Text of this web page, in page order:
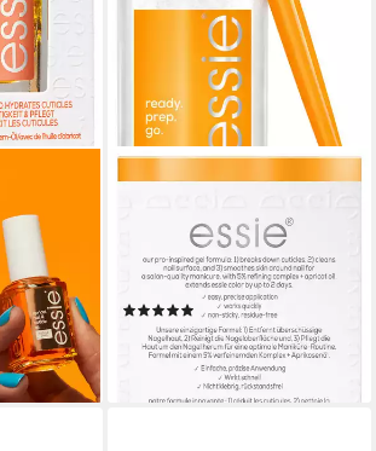
bei dir
ready.prep.go., 2-tlg., mit
Nagelhautentferner und
Nagelhautschieber
(4)
12,99 €
(433,00 €/ 1 l)
lieferbar - in 1-2 Werktagen bei dir